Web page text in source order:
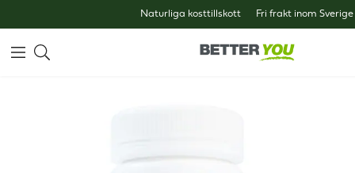
Naturliga kosttillskott Fri frakt inom Sverige